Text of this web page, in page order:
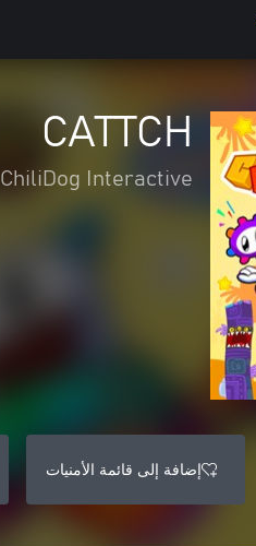
CATTCH
ChiliDog Interactive
إضافة إلى قائمة الأمنيات